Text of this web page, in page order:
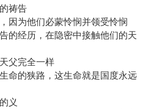
祷告
因为他们必蒙怜悯并领受怜悯
的经历，在隐密中接触他们的天
父完全一样
命的狭路，这生命就是国度永远
义